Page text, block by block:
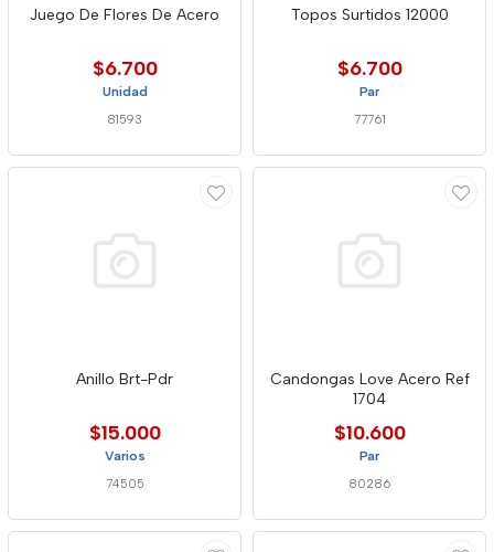
Juego De Flores De Acero
$6.700
Unidad
81593
Topos Surtidos 12000
$6.700
Par
77761
Anillo Brt-Pdr
$15.000
Varios
74505
Candongas Love Acero Ref
1704
$10.600
Par
80286